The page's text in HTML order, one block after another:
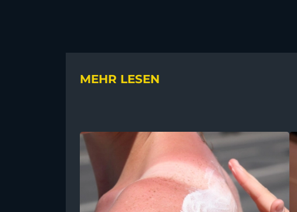
MEHR LESEN